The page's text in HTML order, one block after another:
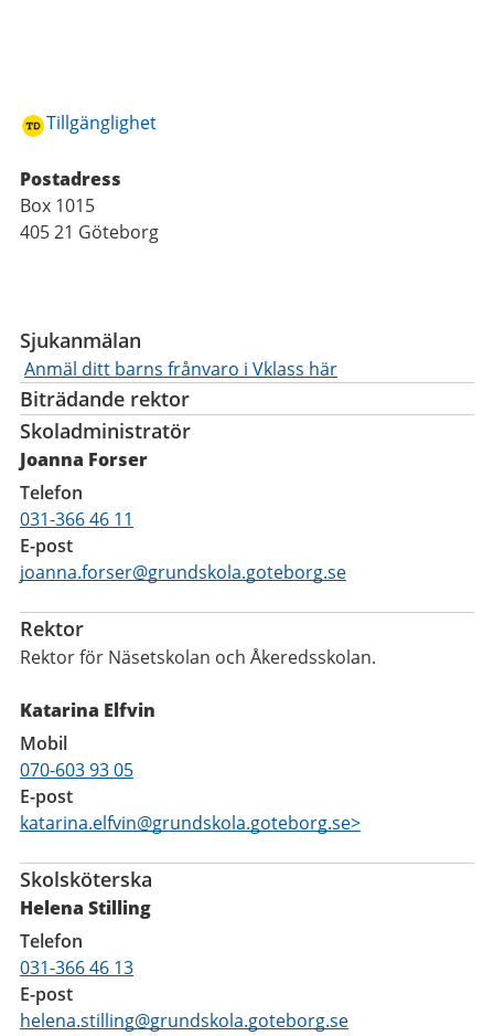
Tillgänglighet
Postadress
Box 1015
405 21 Göteborg
Sjukanmälan
Anmäl ditt barns frånvaro i Vklass här
Biträdande rektor
Skoladministratör
Joanna Forser
Telefon
031-366 46 11
E-post
joanna.forser@grundskola.goteborg.se
Rektor
Rektor för Näsetskolan och Åkeredsskolan.
Katarina Elfvin
Mobil
070-603 93 05
E-post
katarina.elfvin@grundskola.goteborg.se>
Skolsköterska
Helena Stilling
Telefon
031-366 46 13
E-post
helena.stilling@grundskola.goteborg.se